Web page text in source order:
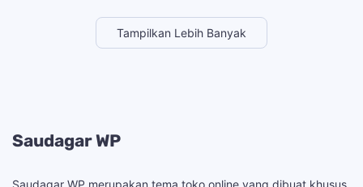
Tampilkan Lebih Banyak
Saudagar WP
Saudagar WP merupakan tema toko online yang dibuat khusus